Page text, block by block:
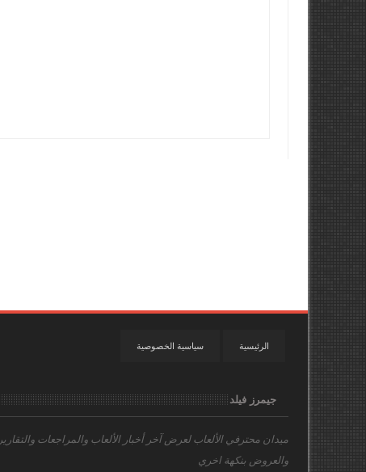
سياسية الخصوصية الرئيسية
جيمرز فيلد
ميدان محترفي الألعابلعرض آخر أخبار الألعاب والمراجعات والتقارير
والعروض بنكهة اخري